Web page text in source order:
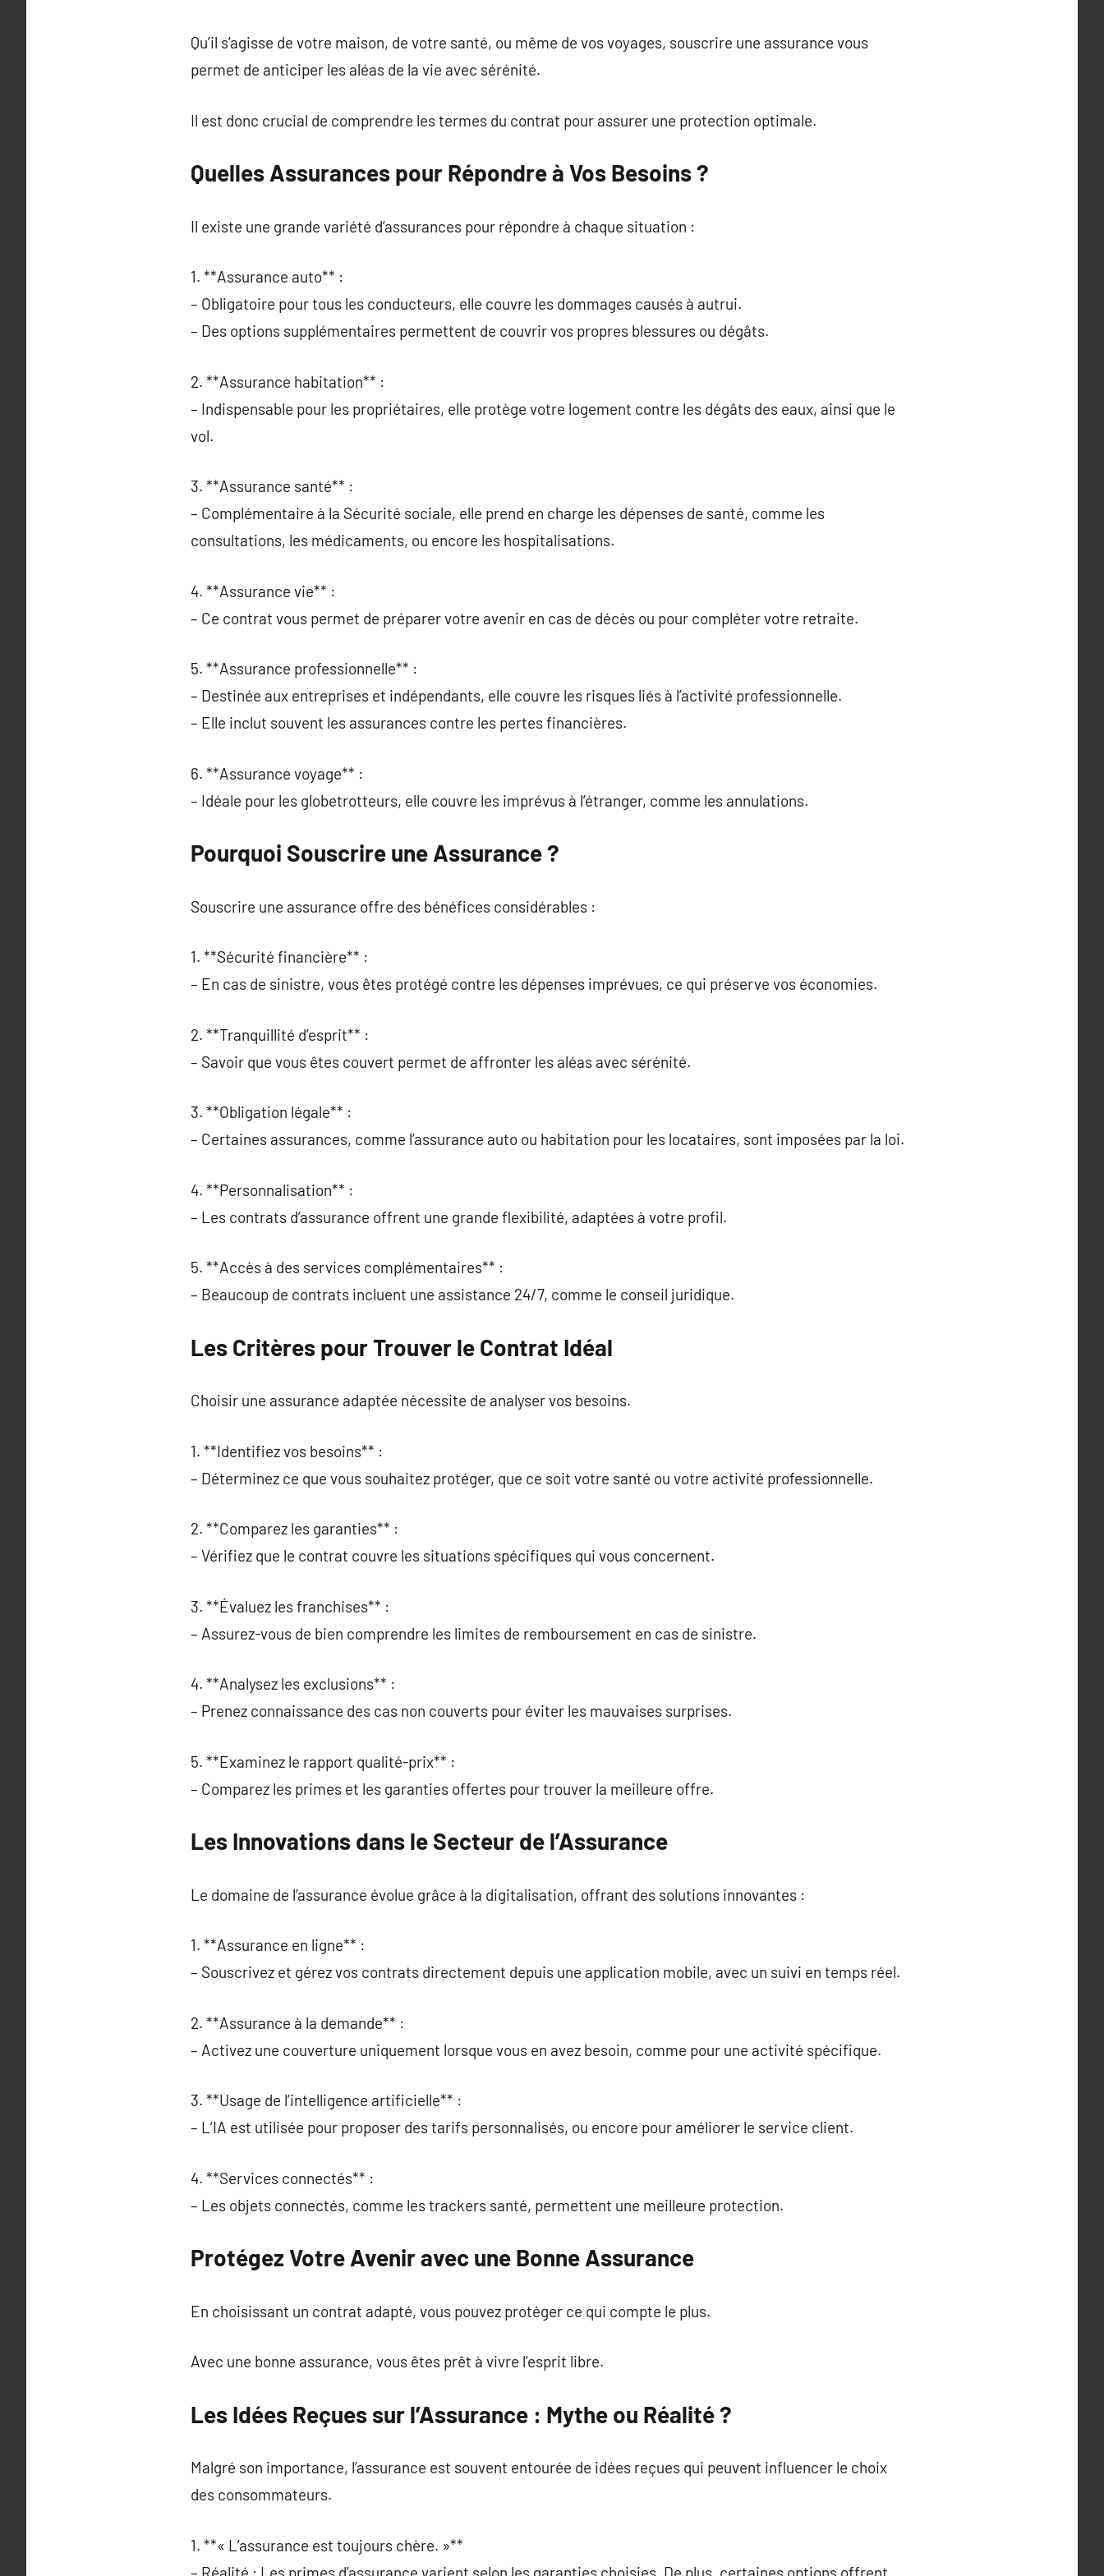
Qu’il s’agisse de votre maison, de votre santé, ou même de vos voyages, souscrire une assurance vous
permet de anticiper les aléas de la vie avec sérénité.
Il est donc crucial de comprendre les termes du contrat pour assurer une protection optimale.
Quelles Assurances pour Répondre à Vos Besoins ?
Il existe une grande variété d’assurances pour répondre à chaque situation :
1. **Assurance auto** :
– Obligatoire pour tous les conducteurs, elle couvre les dommages causés à autrui.
– Des options supplémentaires permettent de couvrir vos propres blessures ou dégâts.
2. **Assurance habitation** :
– Indispensable pour les propriétaires, elle protège votre logement contre les dégâts des eaux, ainsi que le
vol.
3. **Assurance santé** :
– Complémentaire à la Sécurité sociale, elle prend en charge les dépenses de santé, comme les
consultations, les médicaments, ou encore les hospitalisations.
4. **Assurance vie** :
– Ce contrat vous permet de préparer votre avenir en cas de décès ou pour compléter votre retraite.
5. **Assurance professionnelle** :
– Destinée aux entreprises et indépendants, elle couvre les risques liés à l’activité professionnelle.
– Elle inclut souvent les assurances contre les pertes financières.
6. **Assurance voyage** :
– Idéale pour les globetrotteurs, elle couvre les imprévus à l’étranger, comme les annulations.
Pourquoi Souscrire une Assurance ?
Souscrire une assurance offre des bénéfices considérables :
1. **Sécurité financière** :
– En cas de sinistre, vous êtes protégé contre les dépenses imprévues, ce qui préserve vos économies.
2. **Tranquillité d’esprit** :
– Savoir que vous êtes couvert permet de affronter les aléas avec sérénité.
3. **Obligation légale** :
– Certaines assurances, comme l’assurance auto ou habitation pour les locataires, sont imposées par la loi.
4. **Personnalisation** :
– Les contrats d’assurance offrent une grande flexibilité, adaptées à votre profil.
5. **Accès à des services complémentaires** :
– Beaucoup de contrats incluent une assistance 24/7, comme le conseil juridique.
Les Critères pour Trouver le Contrat Idéal
Choisir une assurance adaptée nécessite de analyser vos besoins.
1. **Identifiez vos besoins** :
– Déterminez ce que vous souhaitez protéger, que ce soit votre santé ou votre activité professionnelle.
2. **Comparez les garanties** :
– Vérifiez que le contrat couvre les situations spécifiques qui vous concernent.
3. **Évaluez les franchises** :
– Assurez-vous de bien comprendre les limites de remboursement en cas de sinistre.
4. **Analysez les exclusions** :
– Prenez connaissance des cas non couverts pour éviter les mauvaises surprises.
5. **Examinez le rapport qualité-prix** :
– Comparez les primes et les garanties offertes pour trouver la meilleure offre.
Les Innovations dans le Secteur de l’Assurance
Le domaine de l’assurance évolue grâce à la digitalisation, offrant des solutions innovantes :
1. **Assurance en ligne** :
– Souscrivez et gérez vos contrats directement depuis une application mobile, avec un suivi en temps réel.
2. **Assurance à la demande** :
– Activez une couverture uniquement lorsque vous en avez besoin, comme pour une activité spécifique.
3. **Usage de l’intelligence artificielle** :
– L’IA est utilisée pour proposer des tarifs personnalisés, ou encore pour améliorer le service client.
4. **Services connectés** :
– Les objets connectés, comme les trackers santé, permettent une meilleure protection.
Protégez Votre Avenir avec une Bonne Assurance
En choisissant un contrat adapté, vous pouvez protéger ce qui compte le plus.
Avec une bonne assurance, vous êtes prêt à vivre l’esprit libre.
Les Idées Reçues sur l’Assurance : Mythe ou Réalité ?
Malgré son importance, l’assurance est souvent entourée de idées reçues qui peuvent influencer le choix
des consommateurs.
1. **« L’assurance est toujours chère. »**
– Réalité : Les primes d’assurance varient selon les garanties choisies. De plus, certaines options offrent